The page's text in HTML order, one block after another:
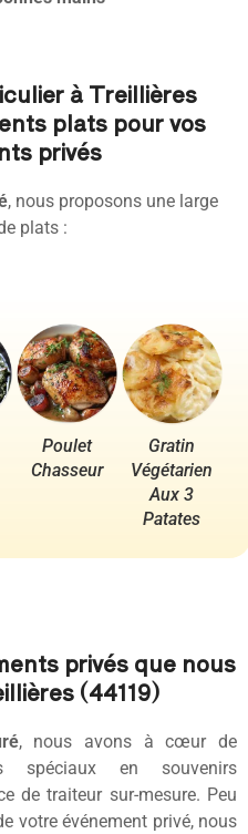
à Treillières
plats pour vos
privés
, nous proposons une large
plats :
Poulet
Chasseur
Gratin
Végétarien
Aux 3
Patates
privés que nous
(44119)
, nous avons à cœur de
spéciaux en souvenirs
de traiteur sur-mesure. Peu
votre événement privé, nous